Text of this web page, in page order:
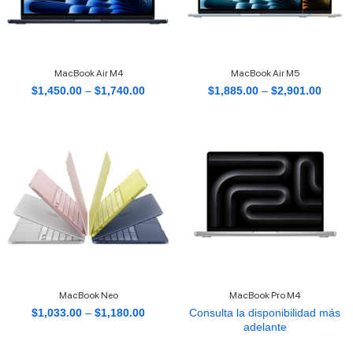
MacBook Air M4
$1,450.00 – $1,740.00
MacBook Air M5
$1,885.00 – $2,901.00
MacBook Neo
$1,033.00 – $1,180.00
MacBook Pro M4
Consulta la disponibilidad más
adelante